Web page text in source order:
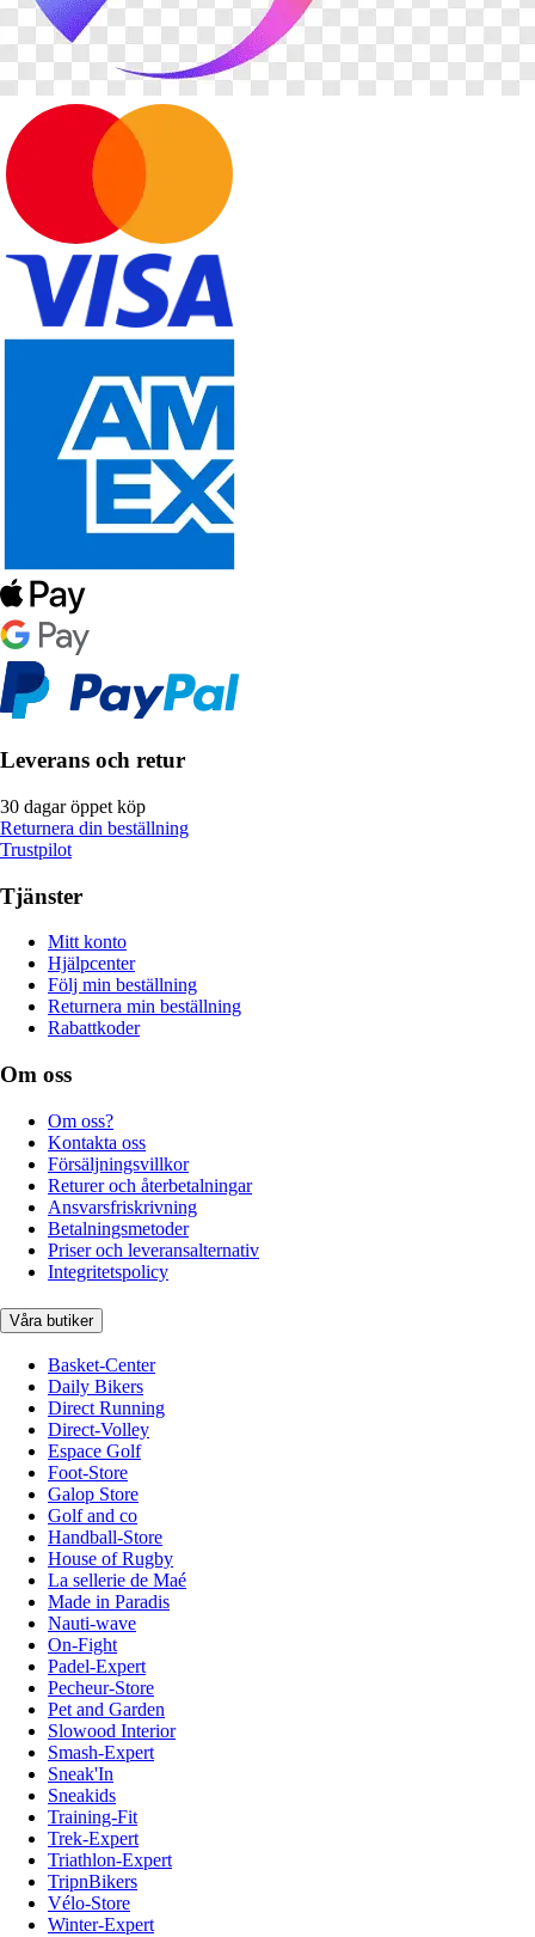
Leverans och retur
30 dagar öppet köp
Returnera din beställning
Trustpilot
Tjänster
Mitt konto
Hjälpcenter
Följ min beställning
Returnera min beställning
Rabattkoder
Om oss
Om oss?
Kontakta oss
Försäljningsvillkor
Returer och återbetalningar
Ansvarsfriskrivning
Betalningsmetoder
Priser och leveransalternativ
Integritetspolicy
Våra butiker
Basket-Center
Daily Bikers
Direct Running
Direct-Volley
Espace Golf
Foot-Store
Galop Store
Golf and co
Handball-Store
House of Rugby
La sellerie de Maé
Made in Paradis
Nauti-wave
On-Fight
Padel-Expert
Pecheur-Store
Pet and Garden
Slowood Interior
Smash-Expert
Sneak'In
Sneakids
Training-Fit
Trek-Expert
Triathlon-Expert
TripnBikers
Vélo-Store
Winter-Expert